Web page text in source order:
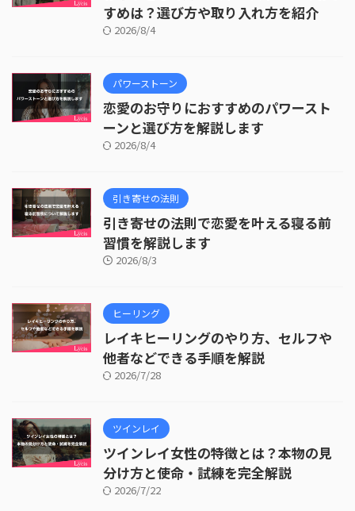
すめは？選び方や取り入れ方を紹介
2026/8/4
パワーストーン
恋愛のお守りにおすすめのパワースト
ーンと選び方を解説します
2026/8/4
引き寄せの法則
引き寄せの法則で恋愛を叶える寝る前
習慣を解説します
2026/8/3
ヒーリング
レイキヒーリングのやり方、セルフや
他者などできる手順を解説
2026/7/28
ツインレイ
ツインレイ女性の特徴とは？本物の見
分け方と使命・試練を完全解説
2026/7/22